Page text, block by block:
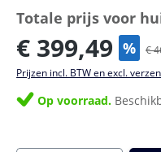
Totale prijs voor
€ 399,49 % €
Prijzen incl. BTW en excl.
Op voorraad.